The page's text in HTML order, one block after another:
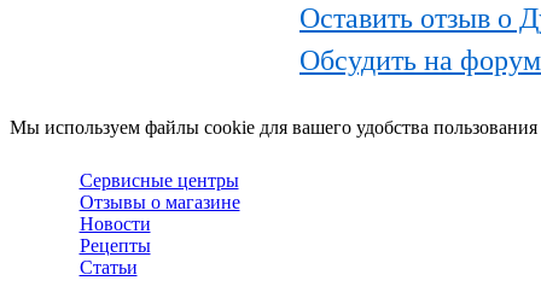
Оставить отзыв о
Обсудить на
Мы используем файлы cookie для вашего удобства
Сервисные центры
Отзывы о магазине
Новости
Рецепты
Статьи